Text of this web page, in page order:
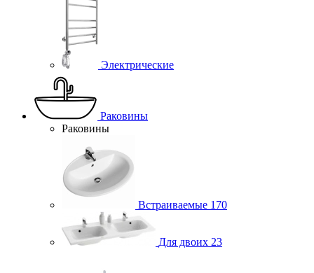
Электрические
Раковины
Раковины
Встраиваемые 170
Для двоих 23